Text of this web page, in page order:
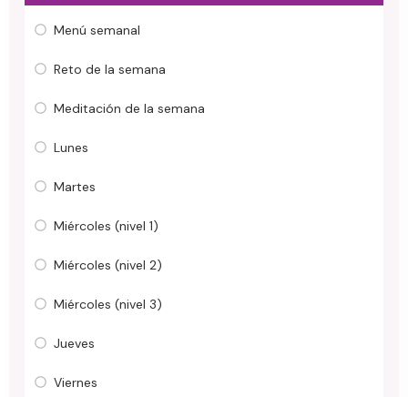
Menú semanal
Reto de la semana
Meditación de la semana
Lunes
Martes
Miércoles (nivel 1)
Miércoles (nivel 2)
Miércoles (nivel 3)
Jueves
Viernes